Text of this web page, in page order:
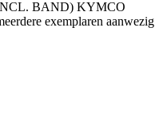
BAND) KYMCO
exemplaren aanwezig